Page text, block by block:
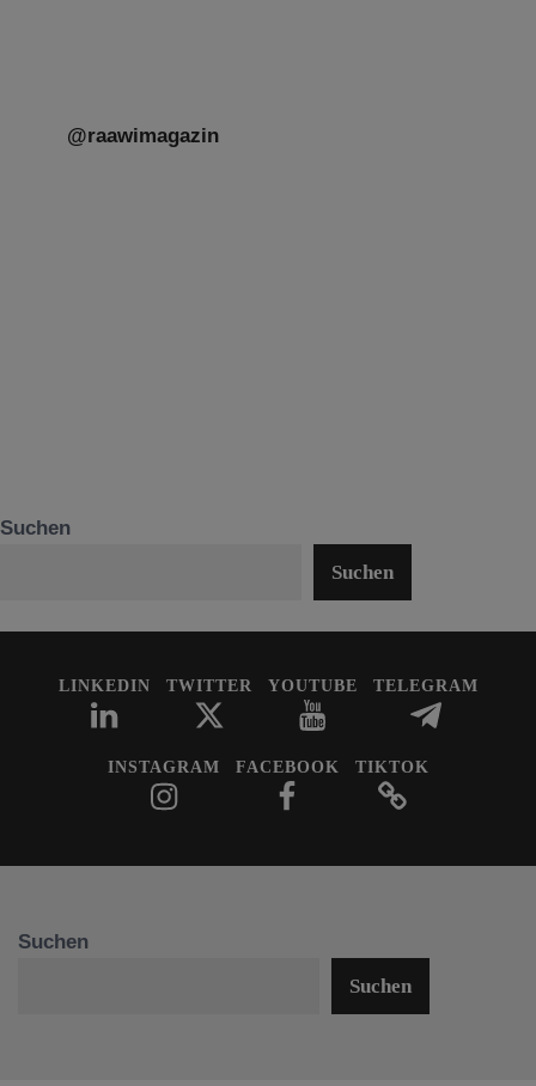
@raawimagazin
Suchen
Suchen
LINKEDIN TWITTER YOUTUBE TELEGRAM
INSTAGRAM FACEBOOK TIKTOK
Suchen
Suchen